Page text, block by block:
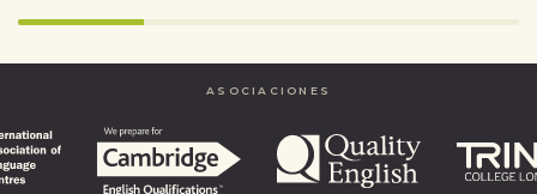
Infinity%
completed
ASOCIACIONES